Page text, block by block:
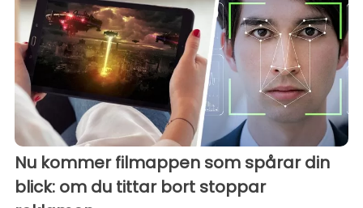
Nu kommer filmappen som spårar din
blick: om du tittar bort stoppar